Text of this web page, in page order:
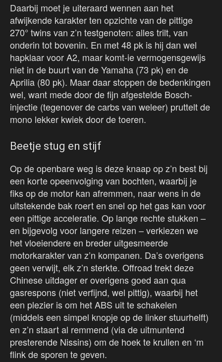
Daarbij moet je uiteraard wennen aan het
afwijkende karakter ten opzichte van de pittige
270° twins van z’n testgenoten: alles trilt, van
onderin tot bovenin. En met 48 pk is hij dan wel
hapklaar voor A2, maar komt-ie vermogensgewijs
niet in de buurt van de Yamaha (73 pk) en de
Aprilia (80 pk). Maar daar stoppen de bedenkingen
wel, want mede door de fijn afgestelde Bosch-
injectie (tegenover de carbs van weleer) pruttelt de
mono lekker kwiek door de toeren.
Beetje stug en stijf
Op de openbare weg is deze knaap op z’n best bij
een korte opeenvolging van bochten, waarbij je
fiks op de motor kan afremmen, naar wens in de
uitstekende bak roert en snel op het gas kan voor
een pittige acceleratie. Op lange rechte stukken –
en bijgevolg voor langere reizen – verkiezen we
het vloeiendere en breder uitgesmeerde
motorkarakter van z’n kompanen. Da’s overigens
geen verwijt, elk z’n sterkte. Offroad trekt deze
Chinese uitdager er overigens goed aan qua
gasrespons (niet verfijnd, wel pittig), waarbij het
een plezier is om het ABS uit te schakelen
(middels een simpel knopje op de linker stuurhelft)
en z’n staart al remmend (via de uitmuntend
presterende Nissins) om de hoek te krullen en ‘m
flink de sporen te geven.